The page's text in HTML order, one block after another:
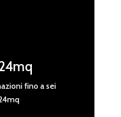
fino a sei